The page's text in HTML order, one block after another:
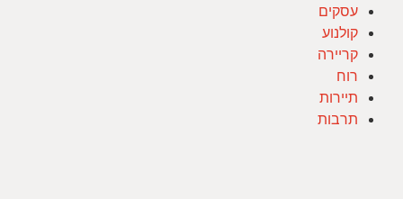
עסקים
קולנוע
קריירה
רוח
תיירות
תרבות